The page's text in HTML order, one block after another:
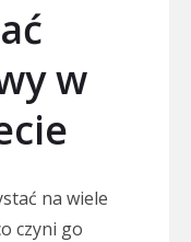
w
na wiele
czyni go